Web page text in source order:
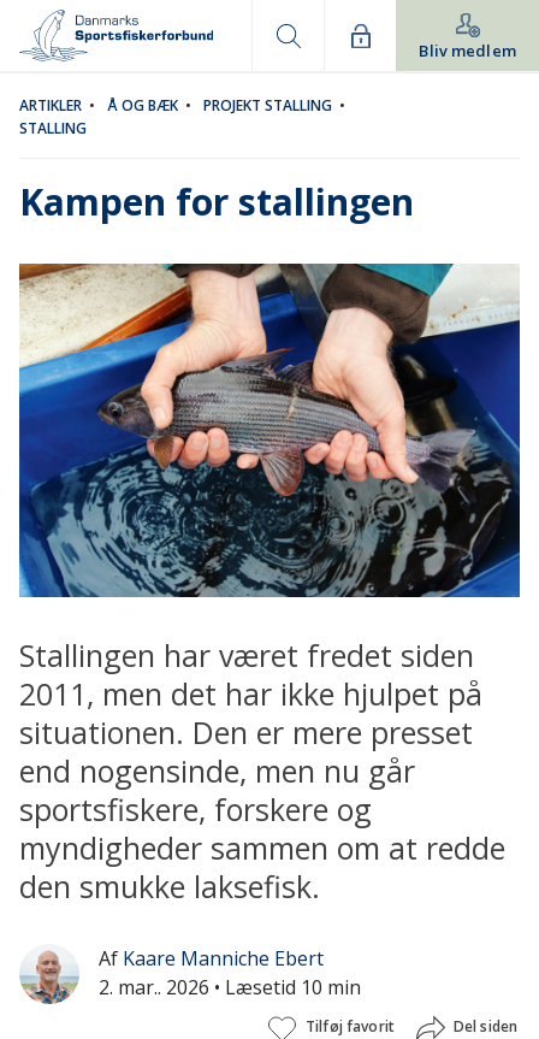
Bliv medlem
ARTIKLER • Å OG BÆK • PROJEKT STALLING •
STALLING
Kampen for stallingen
Stallingen har været fredet siden
2011, men det har ikke hjulpet på
situationen. Den er mere presset
end nogensinde, men nu går
sportsfiskere, forskere og
myndigheder sammen om at redde
den smukke laksefisk.
Af Kaare Manniche Ebert
2. mar.. 2026 • Læsetid 10 min
Tilføj favorit Del siden